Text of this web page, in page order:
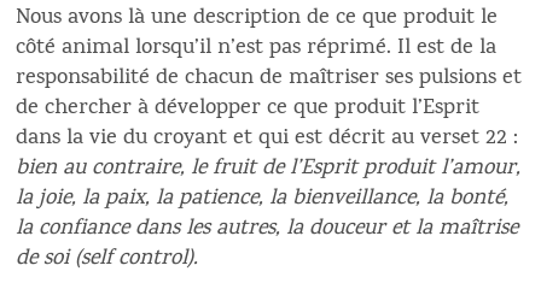
Nous avons là une description de ce que produit le
côté animal lorsqu’il n’est pas réprimé. Il est de la
responsabilité de chacun de maîtriser ses pulsions et
de chercher à développer ce que produit l’Esprit
dans la vie du croyant et qui est décrit au verset 22 :
bien au contraire, le fruit de l’Esprit produit l’amour,
la joie, la paix, la patience, la bienveillance, la bonté,
la confiance dans les autres, la douceur et la maîtrise
de soi (self control).